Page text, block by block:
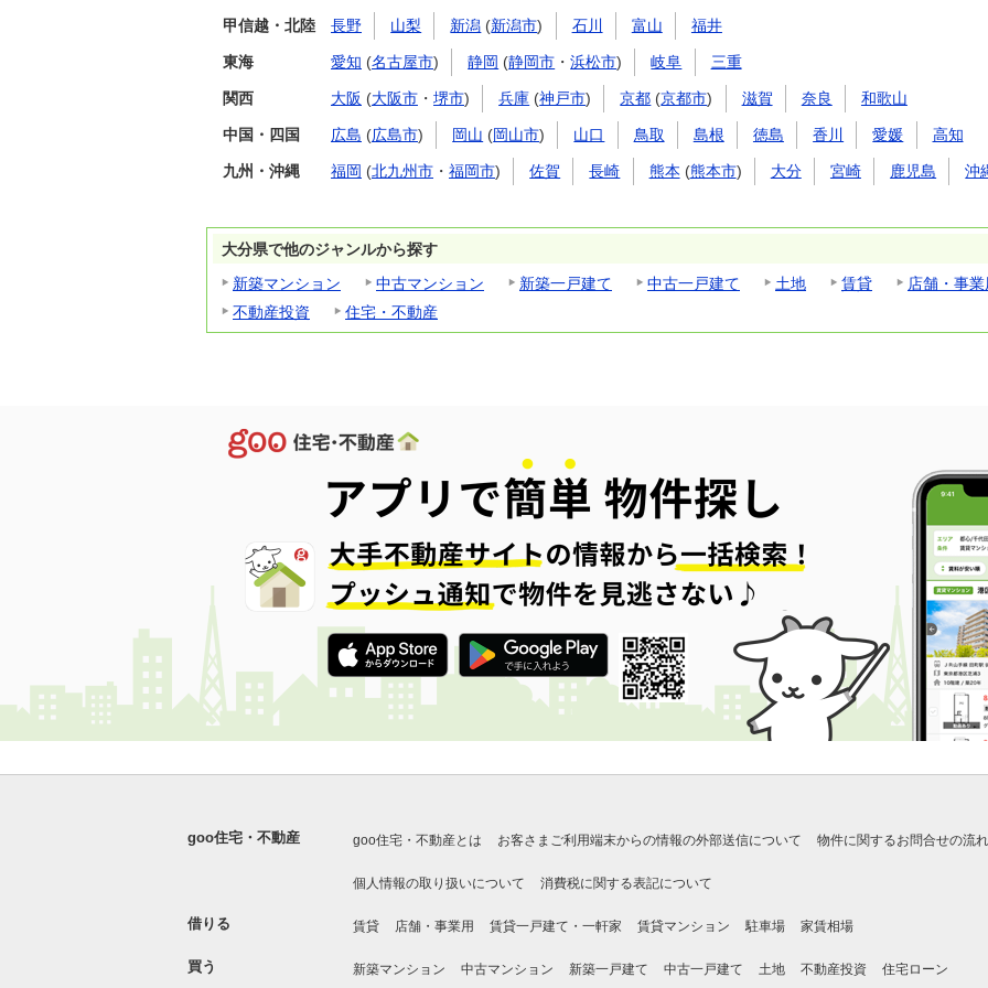
甲信越・北陸 長野 山梨 新潟 (新潟市) 石川 富山 福井
東海 愛知 (名古屋市) 静岡 (静岡市 ・浜松市) 岐阜 三重
関西 大阪 (大阪市 ・ 堺市) 兵庫 (神戸市) 京都 (京都市) 滋賀 奈良 和歌山
中国・四国 広島 (広島市) 岡山 (岡山市) 山口 鳥取 島根 徳島 香川 愛媛 高知
九州・沖縄 福岡 (北九州市 ・ 福岡市) 佐賀 長崎 熊本 (熊本市) 大分 宮崎 鹿児島 沖
大分県で他のジャンルから探す
新築マンション
中古マンション 新築一戸建て 中古一戸建て 土地 賃貸
店舗・事業
不動産投資
住宅・不動産
goo住宅・不動産 goo住宅・不動産とは お客さまご利用端末からの情報の外部送信について 物件に関するお問合せの流れ
個人情報の取り扱いについて 消費税に関する表記について
借りる 賃貸 店舗・事業用 賃貸一戸建て・一軒家 賃貸マンション 駐車場 家賃相場
買う 新築マンション 中古マンション 新築一戸建て 中古一戸建て 土地 不動産投資 住宅ローン